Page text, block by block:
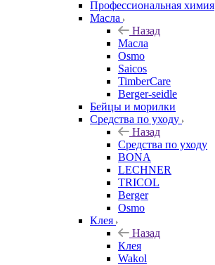
Профессиональная химия
Масла
Назад
Масла
Osmo
Saicos
TimberCare
Berger-seidle
Бейцы и морилки
Средства по уходу
Назад
Средства по уходу
BONA
LECHNER
TRICOL
Berger
Osmo
Клея
Назад
Клея
Wakol